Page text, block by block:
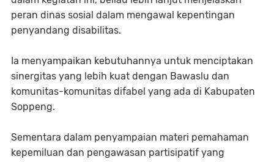
peran dinas sosial dalam mengawal kepentingan
penyandang disabilitas.
Ia menyampaikan kebutuhannya untuk menciptakan
sinergitas yang lebih kuat dengan Bawaslu dan
komunitas-komunitas difabel yang ada di Kabupaten
Soppeng.
Sementara dalam penyampaian materi pemahaman
kepemiluan dan pengawasan partisipatif yang